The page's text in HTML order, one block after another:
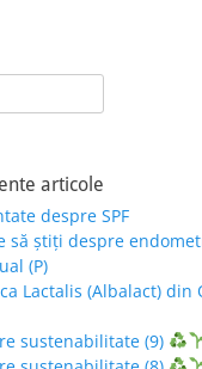
articole
despre SPF
să știți despre
(P)
Lactalis (Albalact) din
sustenabilitate (9)